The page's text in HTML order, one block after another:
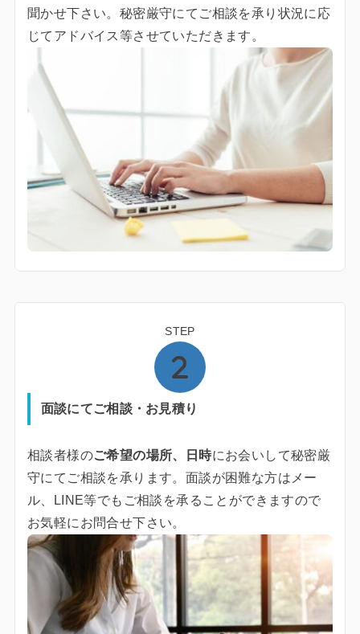
聞かせ下さい。秘密厳守にてご相談を承り状況に応
じてアドバイス等させていただきます。
STEP
面談にてご相談・お見積り
相談者様のご希望の場所、日時にお会いして秘密厳
守にてご相談を承ります。面談が困難な方はメー
ル、LINE等でもご相談を承ることができますので
お気軽にお問合せ下さい。